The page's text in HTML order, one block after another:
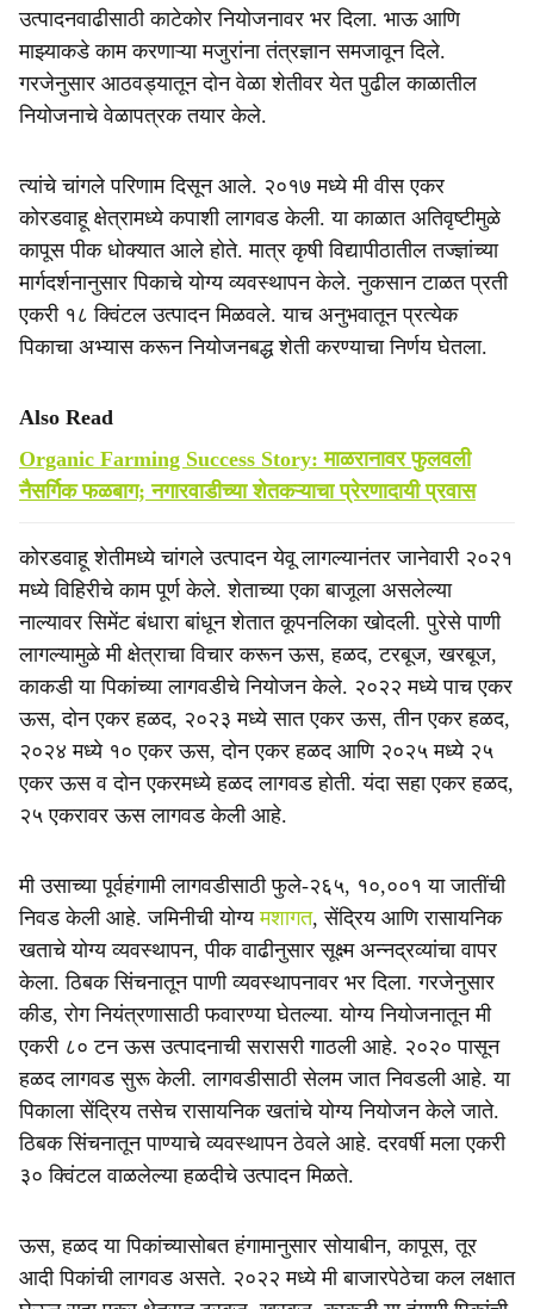
उत्पादनवाढीसाठी काटेकोर नियोजनावर भर दिला. भाऊ आणि
माझ्याकडे काम करणाऱ्या मजुरांना तंत्रज्ञान समजावून दिले.
गरजेनुसार आठवड्यातून दोन वेळा शेतीवर येत पुढील काळातील
नियोजनाचे वेळापत्रक तयार केले.
त्यांचे चांगले परिणाम दिसून आले. २०१७ मध्ये मी वीस एकर
कोरडवाहू क्षेत्रामध्ये कपाशी लागवड केली. या काळात अतिवृष्टीमुळे
कापूस पीक धोक्यात आले होते. मात्र कृषी विद्यापीठातील तज्ज्ञांच्या
मार्गदर्शनानुसार पिकाचे योग्य व्यवस्थापन केले. नुकसान टाळत प्रती
एकरी १८ क्विंटल उत्पादन मिळवले. याच अनुभवातून प्रत्येक
पिकाचा अभ्यास करून नियोजनबद्ध शेती करण्याचा निर्णय घेतला.
Also Read
Organic Farming Success Story: माळरानावर फुलवली
नैसर्गिक फळबाग; नगारवाडीच्या शेतकऱ्याचा प्रेरणादायी प्रवास
कोरडवाहू शेतीमध्ये चांगले उत्पादन येवू लागल्यानंतर जानेवारी २०२१
मध्ये विहिरीचे काम पूर्ण केले. शेताच्या एका बाजूला असलेल्या
नाल्यावर सिमेंट बंधारा बांधून शेतात कूपनलिका खोदली. पुरेसे पाणी
लागल्यामुळे मी क्षेत्राचा विचार करून ऊस, हळद, टरबूज, खरबूज,
काकडी या पिकांच्या लागवडीचे नियोजन केले. २०२२ मध्ये पाच एकर
ऊस, दोन एकर हळद, २०२३ मध्ये सात एकर ऊस, तीन एकर हळद,
२०२४ मध्ये १० एकर ऊस, दोन एकर हळद आणि २०२५ मध्ये २५
एकर ऊस व दोन एकरमध्ये हळद लागवड होती. यंदा सहा एकर हळद,
२५ एकरावर ऊस लागवड केली आहे.
मी उसाच्या पूर्वहंगामी लागवडीसाठी फुले-२६५, १०,००१ या जातींची
निवड केली आहे. जमिनीची योग्यमशागत, सेंद्रिय आणि रासायनिक
खताचे योग्य व्यवस्थापन, पीक वाढीनुसार सूक्ष्म अन्नद्रव्यांचा वापर
केला. ठिबक सिंचनातून पाणी व्यवस्थापनावर भर दिला. गरजेनुसार
कीड, रोग नियंत्रणासाठी फवारण्या घेतल्या. योग्य नियोजनातून मी
एकरी ८० टन ऊस उत्पादनाची सरासरी गाठली आहे. २०२० पासून
हळद लागवड सुरू केली. लागवडीसाठी सेलम जात निवडली आहे. या
पिकाला सेंद्रिय तसेच रासायनिक खतांचे योग्य नियोजन केले जाते.
ठिबक सिंचनातून पाण्याचे व्यवस्थापन ठेवले आहे. दरवर्षी मला एकरी
३० क्विंटल वाळलेल्या हळदीचे उत्पादन मिळते.
ऊस, हळद या पिकांच्यासोबत हंगामानुसार सोयाबीन, कापूस, तूर
आदी पिकांची लागवड असते. २०२२ मध्ये मी बाजारपेठेचा कल लक्षात